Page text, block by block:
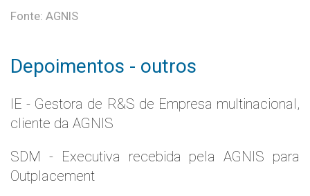
Fonte: AGNIS
Depoimentos - outros
IE - Gestora de R&S de Empresa multinacional,
cliente da AGNIS
SDM - Executiva recebida pela AGNIS para
Outplacement